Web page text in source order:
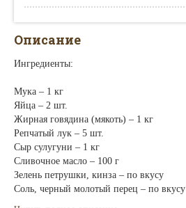
Описание
Ингредиенты:
Мука – 1 кг
Яйца – 2 шт.
Жирная говядина (мякоть) – 1 кг
Репчатый лук – 5 шт.
Сыр сулугуни – 1 кг
Сливочное масло – 100 г
Зелень петрушки, кинза – по вкусу
Соль, черный молотый перец – по вкусу